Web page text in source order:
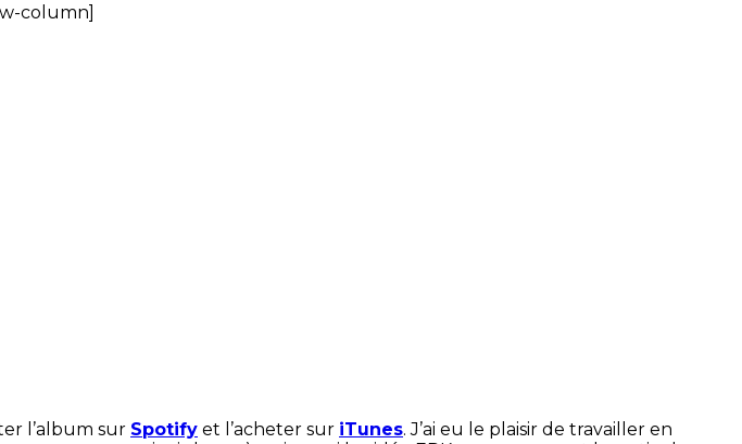
column]
l’album sur Spotify et l’acheter sur iTunes. J’ai eu le plaisir de travailler en